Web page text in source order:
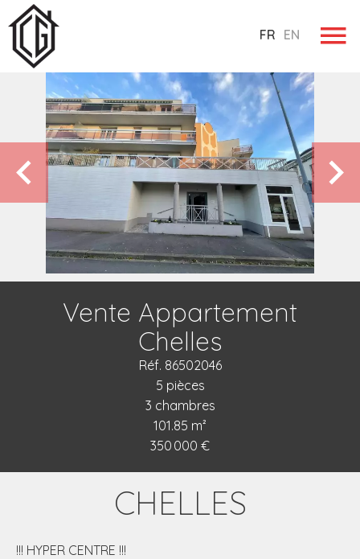
FR EN
Vente Appartement
Chelles
Réf. 86502046
5 pièces
3 chambres
101.85 m²
350 000 €
CHELLES
!!! HYPER CENTRE !!!